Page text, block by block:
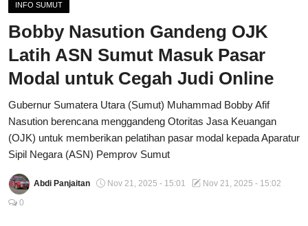
Sportainment
Total Sports
Contact
Pedoman Media Siber
INFO SUMUT
Bobby Nasution Gandeng OJK
Latih ASN Sumut Masuk Pasar
Modal untuk Cegah Judi Online
Gubernur Sumatera Utara (Sumut) Muhammad Bobby Afif
Nasution berencana menggandeng Otoritas Jasa Keuangan
(OJK) untuk memberikan pelatihan pasar modal kepada Aparatur
Sipil Negara (ASN) Pemprov Sumut
Abdi Panjaitan Nov 21, 2025 - 15:01
Nov 21, 2025 - 15:02
0